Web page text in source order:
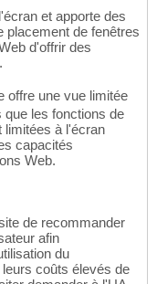
et apporte des
placement de fenêtres
d'offrir des
offre une vue limitée
que les fonctions de
limitées à l'écran
capacités
Web.
de recommander
afin
du
coûts élevés de